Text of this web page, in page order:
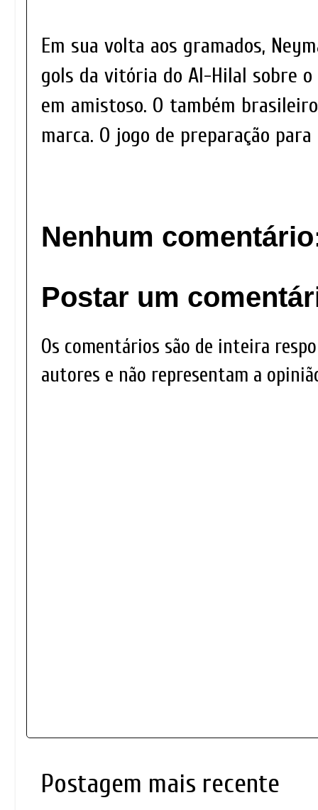
Em sua volta aos gramados,
gols da vitória do Al-Hilal sobre o
em amistoso. O também
marca. O jogo de preparação
Nenhum
Postar um
Os comentários são de inteira
autores e não representam a
Postagem mais recente